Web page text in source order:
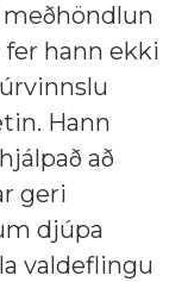
hann ekki
Hann
að
geri
djúpa
valdeflingu